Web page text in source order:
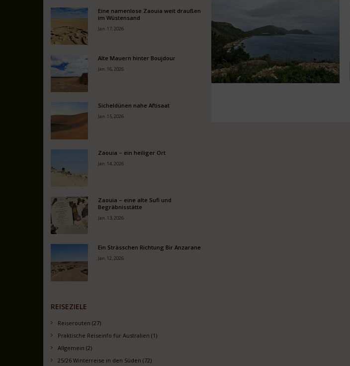
Eine namenlose Zaouia weit draußen
im Wüstensand
Jan. 17, 2026
Alte Mauern hinter Boujdour
Jan. 16, 2026
Sicheldünen nahe Aftisaat
Jan. 15, 2026
Zaouia – ein heiliger Ort
Jan. 14, 2026
Zaouia – eine alte Sufi und
Begräbnisstätte
Jan. 13, 2026
Ein Strässchen Richtung Bir Anzarane
Jan. 12, 2026
REISEZIELE
Reiserouten (27)
Praktische Reiseinfo für Australien (1)
Allgemein (2)
25/26 Winterreise in den Süden (72)